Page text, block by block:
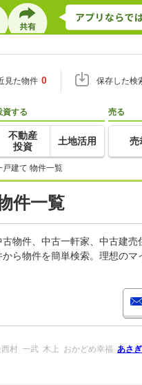
見た物件 0 保存した検
資する
不動産
投資
土地活用
売る
売
戸建て 物件一覧
件一覧
物件、中古一軒家、中古建
ら物件を簡単検索。理想の
西村 一武 木上 おかどめ幸福 あさ